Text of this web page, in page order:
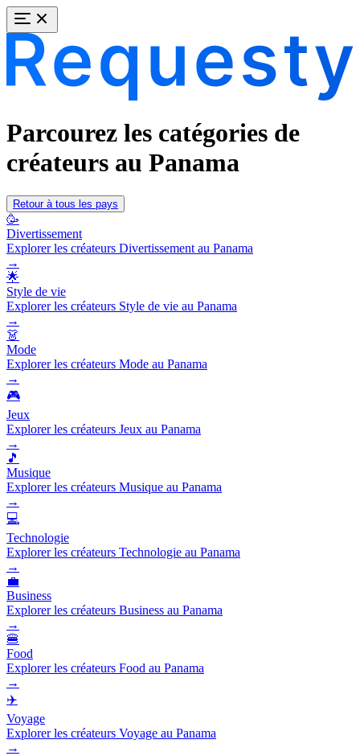
Parcourez les catégories de
créateurs au Panama
Retour à tous les pays
🥳
Divertissement
Explorer les créateurs Divertissement au Panama
→
🌟
Style de vie
Explorer les créateurs Style de vie au Panama
→
👗
Mode
Explorer les créateurs Mode au Panama
→
🎮
Jeux
Explorer les créateurs Jeux au Panama
→
🎵
Musique
Explorer les créateurs Musique au Panama
→
💻
Technologie
Explorer les créateurs Technologie au Panama
→
💼
Business
Explorer les créateurs Business au Panama
→
🍔
Food
Explorer les créateurs Food au Panama
→
✈️
Voyage
Explorer les créateurs Voyage au Panama
→